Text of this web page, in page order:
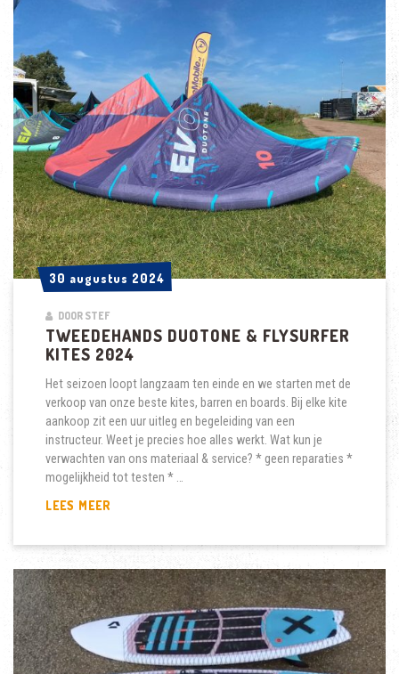
30 augustus 2024
30 augustus 2024
DOOR STEF
TWEEDEHANDS DUOTONE & FLYSURFER
KITES 2024
Het seizoen loopt langzaam ten einde en we starten met de
verkoop van onze beste kites, barren en boards. Bij elke kite
aankoop zit een uur uitleg en begeleiding van een
instructeur. Weet je precies hoe alles werkt. Wat kun je
verwachten van ons materiaal & service? * geen reparaties *
mogelijkheid tot testen * …
LEES MEER
FLYSURFER
KITES
2024